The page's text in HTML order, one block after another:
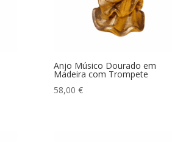
Anjo Músico Dourado em
Madeira com Trompete
58,00 €